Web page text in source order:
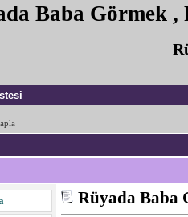
Baba Görmek ,
Rüyada Baba